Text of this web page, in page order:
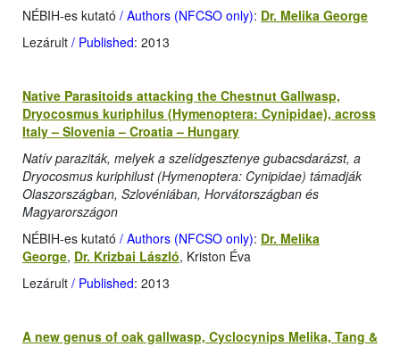
NÉBIH-es kutató / Authors (NFCSO only): Dr. Melika George
Lezárult / Published: 2013
Native Parasitoids attacking the Chestnut Gallwasp,
Dryocosmus kuriphilus (Hymenoptera: Cynipidae), across
Italy – Slovenia – Croatia – Hungary
Natív paraziták, melyek a szelídgesztenye gubacsdarázst, a
Dryocosmus kuriphilust (Hymenoptera: Cynipidae) támadják
Olaszországban, Szlovéniában, Horvátországban és
Magyarországon
NÉBIH-es kutató / Authors (NFCSO only): Dr. Melika
George, Dr. Krizbai László, Kriston Éva
Lezárult / Published: 2013
A new genus of oak gallwasp, Cyclocynips Melika, Tang &